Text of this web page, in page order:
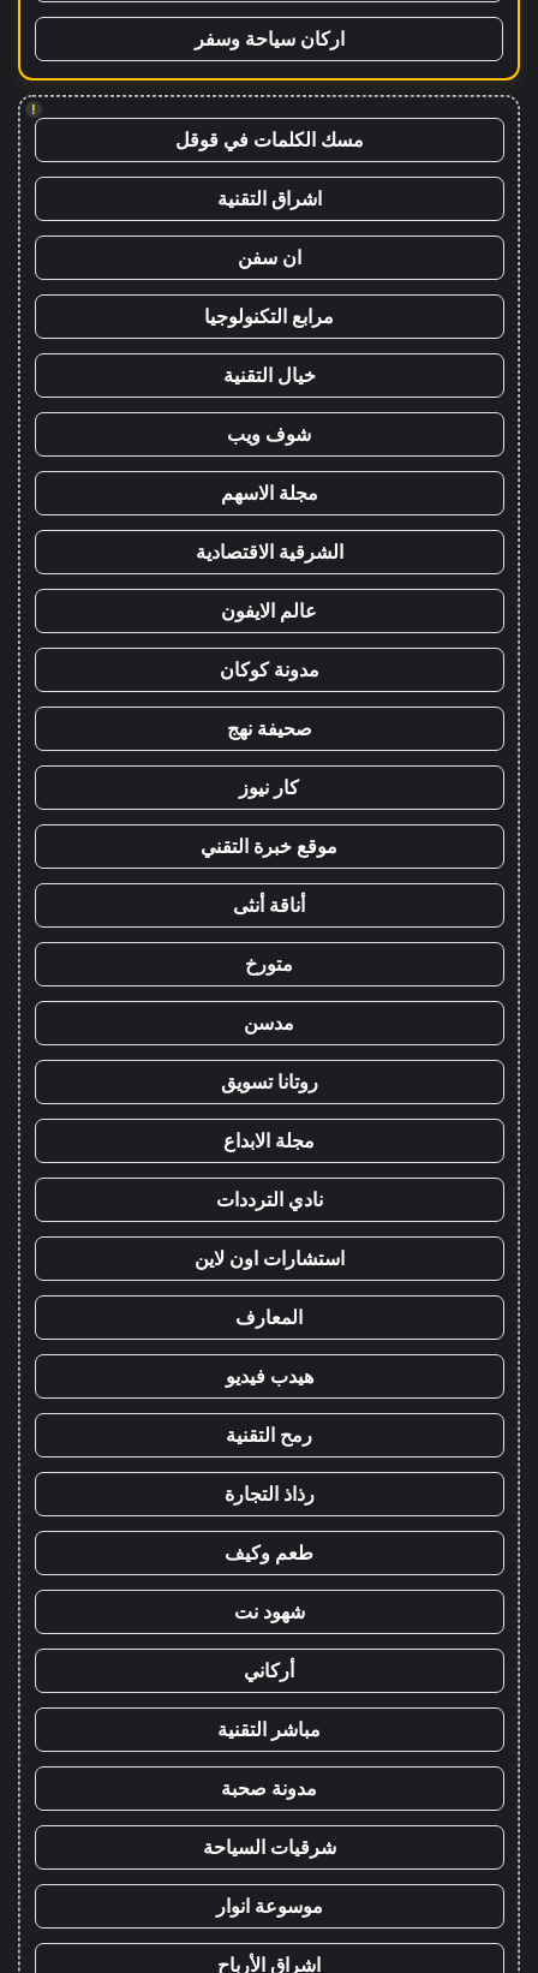
اركان سياحة وسفر
!
مسك الكلمات في قوقل
اشراق التقنية
ان سفن
مرابع التكنولوجيا
خيال التقنية
شوف ويب
مجلة الاسهم
الشرقية الاقتصادية
عالم الايفون
مدونة كوكان
صحيفة نهج
كار نيوز
موقع خبرة التقني
أناقة أنثى
متورخ
مدسن
روتانا تسويق
مجلة الابداع
نادي الترددات
استشارات اون لاين
المعارف
هيدب فيديو
رمح التقنية
رذاذ التجارة
طعم وكيف
شهود نت
أركاني
مباشر التقنية
مدونة صحبة
شرقيات السياحة
موسوعة انوار
اشراق الأرباح